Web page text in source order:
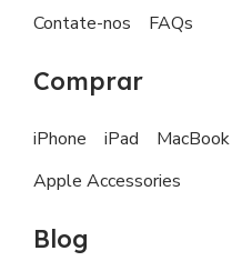
Contate-nos FAQs
Comprar
iPhone iPad MacBook
Apple Accessories
Blog